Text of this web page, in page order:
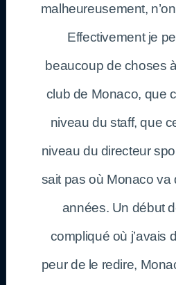
malheureusement,
Effectivement je
beaucoup de choses
club de Monaco, que
niveau du staff, que
niveau du directeur
sait pas où Monaco va
années. Un début
compliqué où j’avais
peur de le redire,